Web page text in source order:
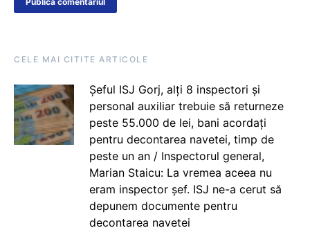
CELE MAI CITITE ARTICOLE
Șeful ISJ Gorj, alți 8 inspectori și
personal auxiliar trebuie să returneze
peste 55.000 de lei, bani acordați
pentru decontarea navetei, timp de
peste un an / Inspectorul general,
Marian Staicu: La vremea aceea nu
eram inspector șef. ISJ ne-a cerut să
depunem documente pentru
decontarea navetei